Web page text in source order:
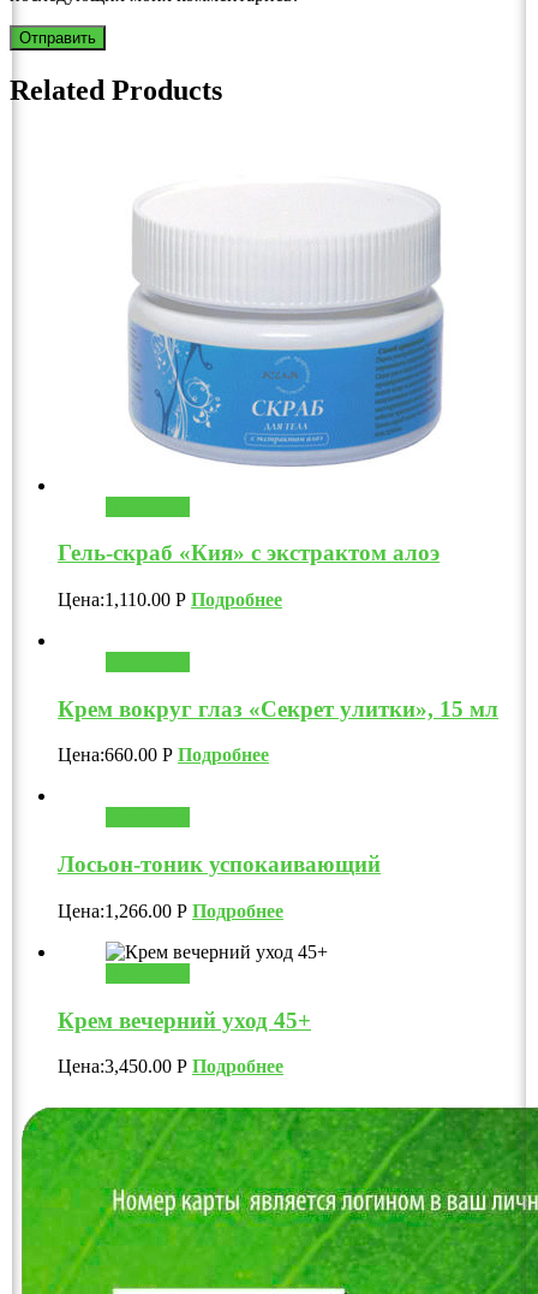
Related Products
Гель-скраб «Кия» с экстрактом алоэ
Цена:1,110.00 Р Подробнее
Крем вокруг глаз «Секрет улитки», 15 мл
Цена:660.00 Р Подробнее
Лосьон-тоник успокаивающий
Цена:1,266.00 Р Подробнее
Крем вечерний уход 45+
Цена:3,450.00 Р Подробнее